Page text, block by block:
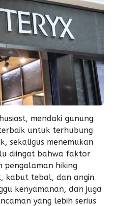
mendaki gunung
untuk terhubung
sekaligus menemukan
diingat bahwa faktor
pengalaman hiking
kabut tebal, dan angin
kenyamanan, dan juga
yang lebih serius